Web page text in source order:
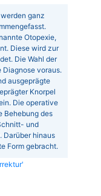
ganz
Otopexie,
Diese wird zur
Die Wahl der
voraus.
ausgeprägte
Knorpel
Die operative
Behebung des
und
Darüber hinaus
Form gebracht.